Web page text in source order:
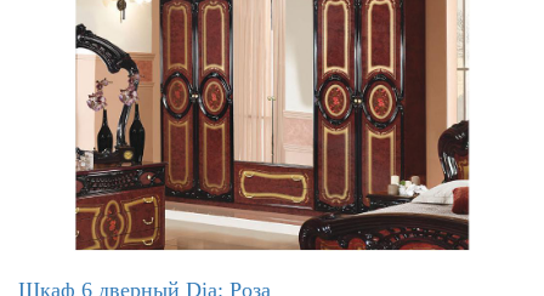
Шкаф 6 дверный Dia: Роза